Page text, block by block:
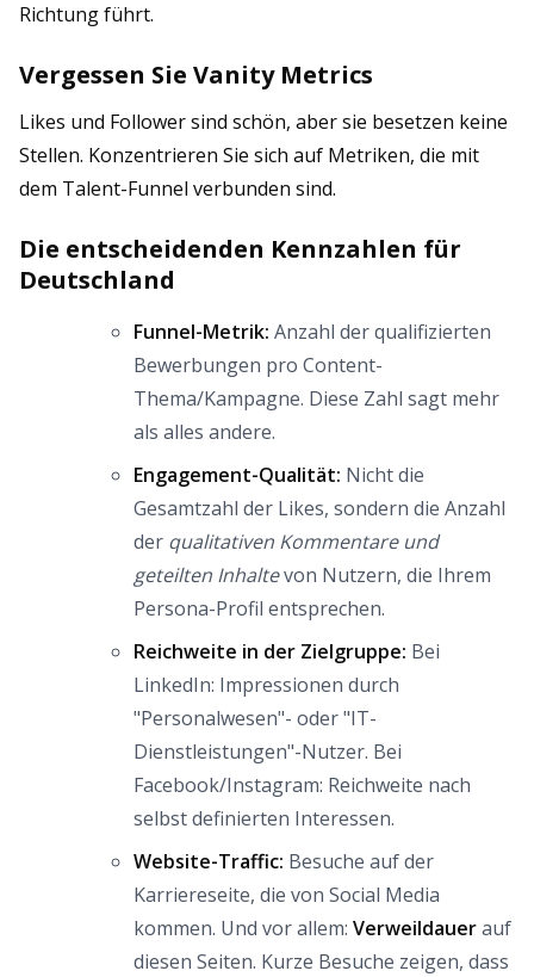
Richtung führt.
Vergessen Sie Vanity Metrics
Likes und Follower sind schön, aber sie besetzen keine
Stellen. Konzentrieren Sie sich auf Metriken, die mit
dem Talent-Funnel verbunden sind.
Die entscheidenden Kennzahlen für
Deutschland
Funnel-Metrik: Anzahl der qualifizierten
Bewerbungen pro Content-
Thema/Kampagne. Diese Zahl sagt mehr
als alles andere.
Engagement-Qualität: Nicht die
Gesamtzahl der Likes, sondern die Anzahl
der qualitativen Kommentare und
geteilten Inhaltevon Nutzern, die Ihrem
Persona-Profil entsprechen.
Reichweite in der Zielgruppe: Bei
LinkedIn: Impressionen durch
"Personalwesen"- oder "IT-
Dienstleistungen"-Nutzer. Bei
Facebook/Instagram: Reichweite nach
selbst definierten Interessen.
Website-Traffic: Besuche auf der
Karriereseite, die von Social Media
kommen. Und vor allem: Verweildauerauf
diesen Seiten. Kurze Besuche zeigen, dass